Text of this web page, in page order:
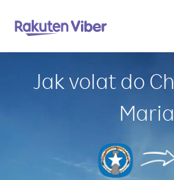
Jak volat do